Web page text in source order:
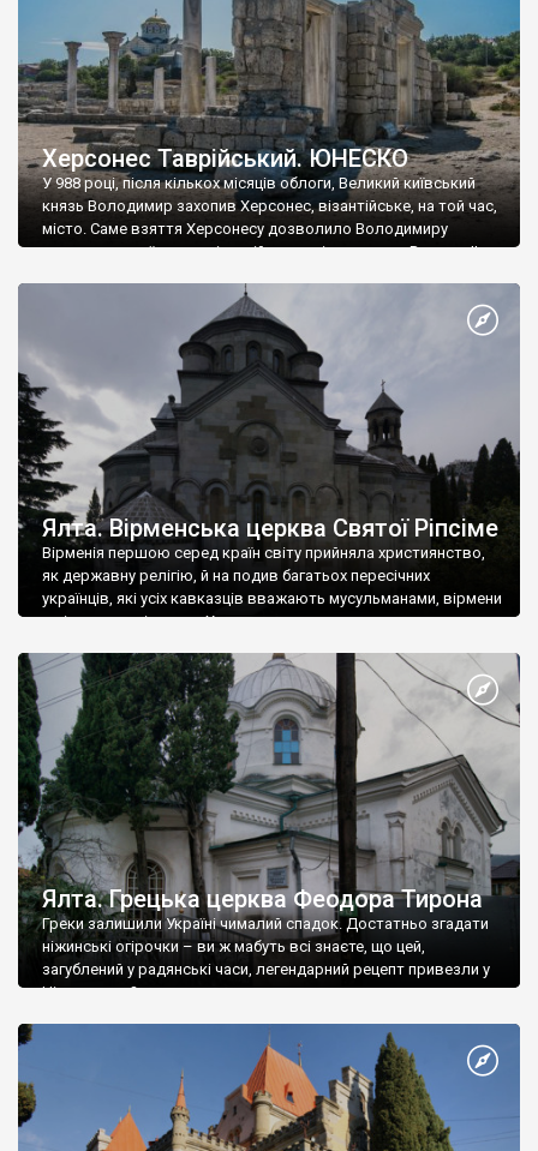
Херсонес Таврійський. ЮНЕСКО
У 988 році, після кількох місяців облоги, Великий київський
князь Володимир захопив Херсонес, візантійське, на той час,
місто. Саме взяття Херсонесу дозволило Володимиру
диктувати свої умови візантійському імператору Василю ІІ, та
Херсонесі Володимир-язичник, став Василем-християнином.
А потім було Хрещення Русі. На честь Херсонесу Таврійського
Ялта. Вірменська церква Святої Ріпсіме
Вірменія першою серед країн світу прийняла християнство,
як державну релігію, й на подив багатьох пересічних
українців, які усіх кавказців вважають мусульманами, вірмени
є відданими вірянами Христа
Ялта. Грецька церква Феодора Тирона
Греки залишили Україні чималий спадок. Достатньо згадати
ніжинські огірочки – ви ж мабуть всі знаєте, що цей,
загублений у радянські часи, легендарний рецепт привезли у
Ніжин греки?